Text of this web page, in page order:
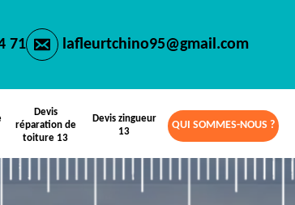
71 lafleurtchino95@gmail.com
Devis
réparation de
toiture 13
Devis zingueur
13
QUI SOMMES-NOUS ?